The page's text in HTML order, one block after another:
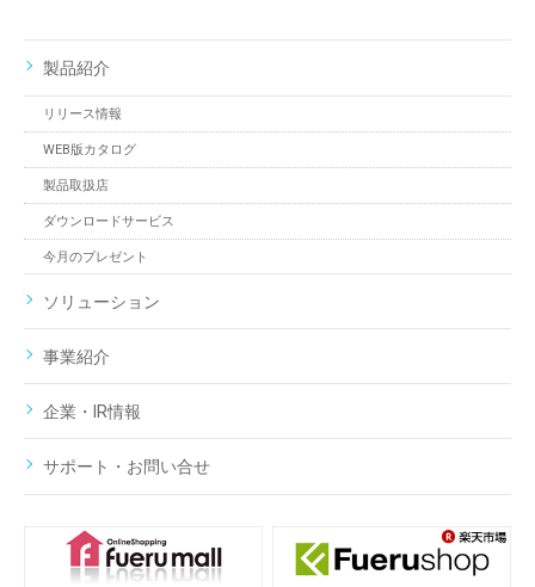
製品紹介
リリース情報
WEB版カタログ
製品取扱店
ダウンロードサービス
今月のプレゼント
ソリューション
事業紹介
企業・IR情報
サポート・お問い合せ